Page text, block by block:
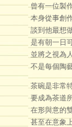
曾有一位製
本身從事創
談到他最想
是有朝一日
並將之視為
不是每個陶
茶碗是非常
要成為茶道
在形與意的
甚至在意象